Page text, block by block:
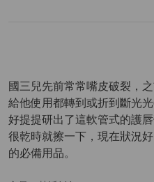
國三兒先前常常嘴皮破裂，
給他使用都轉到或折到斷光
好提提研出了這軟管式的護
很乾時就擦一下，現在狀況
的必備用品。